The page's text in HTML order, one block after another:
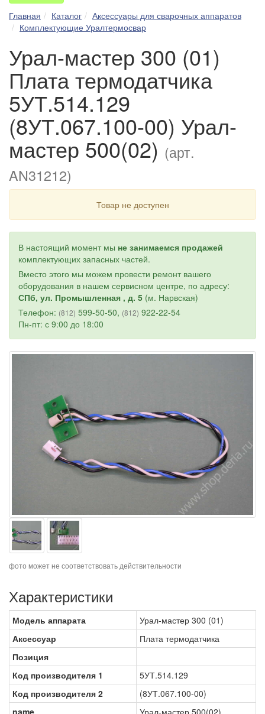
Главная
Каталог
Аксессуары для сварочных аппаратов
Комплектующие Уралтермосвар
Урал-мастер 300 (01)
Плата термодатчика
5УТ.514.129
(8УТ.067.100-00) Урал-
мастер 500(02) (арт.
AN31212)
Товар не доступен
В настоящий момент мы не занимаемся продажей
комплектующих запасных частей.
Вместо этого мы можем провести ремонт вашего
оборудования в нашем сервисном центре, по адресу:
СПб, ул. Промышленная , д. 5 (м. Нарвская)
Телефон: (812) 599-50-50, (812) 922-22-54
Пн-пт: с 9:00 до 18:00
фото может не соответствовать действительности
Характеристики
Модель аппарата
Урал-мастер 300 (01)
Аксессуар
Плата термодатчика
Позиция
Код производителя 1
5УТ.514.129
Код производителя 2
(8УТ.067.100-00)
name
Урал-мастер 500(02)